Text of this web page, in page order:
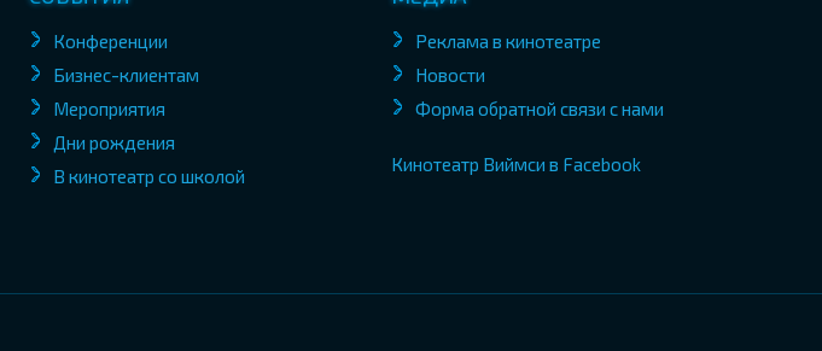
Конференции
Бизнес-клиентам
Мероприятия
Дни рождения
В кинотеатр со школой
Реклама в кинотеатре
Новости
Форма обратной связи с нами
Кинотеатр Виймси в Facebook